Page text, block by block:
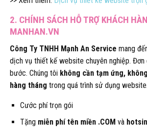
2. CHÍNH SÁCH HỖ TRỢ KHÁCH
MANHAN.VN
Công Ty TNHH Mạnh An Service mang
dịch vụ thiết kế website chuyên nghiệp. Đơn
bước. Chúng tôi không cần tạm ứng,
hàng tháng trong quá trình sử dụng website.
Cước phí trọn gói
Tặng miễn phí tên miền .COM và